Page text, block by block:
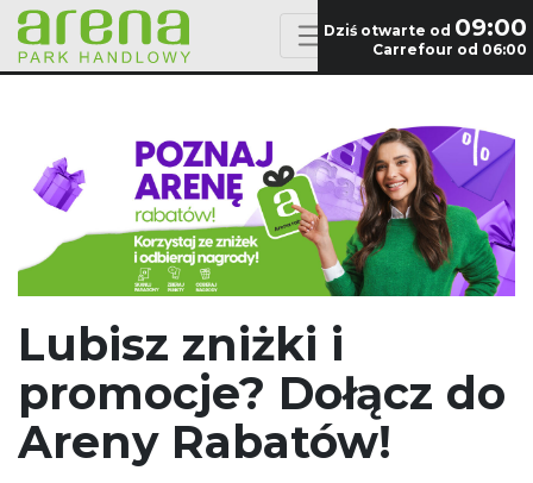
Dziś otwarte od 09:00
Carrefour od 06:00
Lubisz zniżki i
promocje? Dołącz do
Areny Rabatów!